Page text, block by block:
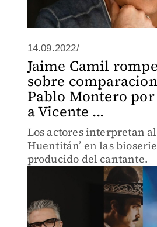
14.09.2022/
Jaime Camil
sobre
Pablo Montero
a Vicente ...
Los actores interpretan al
Huentitán’ en las
producido del cantante.